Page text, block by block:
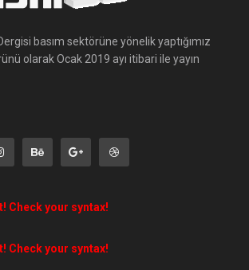
basım sektörüne yönelik yaptığımız
olarak Ocak 2019 ayı itibari ile yayın
Check your syntax!
Check your syntax!